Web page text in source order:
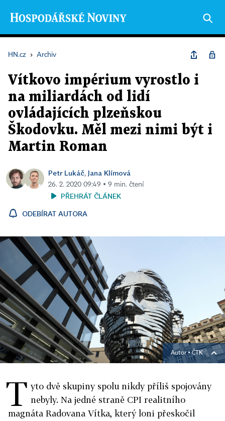
HN.cz › Archiv
Vítkovo impérium vyrostlo i
na miliardách od lidí
ovládajících plzeňskou
Škodovku. Měl mezi nimi být i
Martin Roman
Petr Lukáč, Jana Klímová
26. 2. 2020 09:49 ▪ 9 min. čtení
PŘEHRÁT ČLÁNEK
ODEBÍRAT AUTORA
Autor ▪ČTK
T yto dvě skupiny spolu nikdy příliš spojovány
nebyly. Na jedné straně CPI realitního
magnáta Radovana Vítka, který loni přeskočil